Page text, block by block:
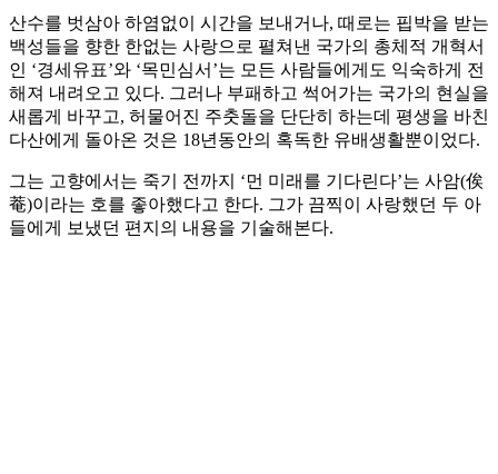
산수를 벗삼아 하염없이 시간을 보내거나, 때로는 핍박을 받는
백성들을 향한 한없는 사랑으로 펼쳐낸 국가의 총체적 개혁서
인 ‘경세유표’와 ‘목민심서’는 모든 사람들에게도 익숙하게 전
해져 내려오고 있다. 그러나 부패하고 썩어가는 국가의 현실을
새롭게 바꾸고, 허물어진 주춧돌을 단단히 하는데 평생을 바친
다산에게 돌아온 것은 18년동안의 혹독한 유배생활뿐이었다.
그는 고향에서는 죽기 전까지 ‘먼 미래를 기다린다’는 사암(俟
菴)이라는 호를 좋아했다고 한다. 그가 끔찍이 사랑했던 두 아
들에게 보냈던 편지의 내용을 기술해본다.